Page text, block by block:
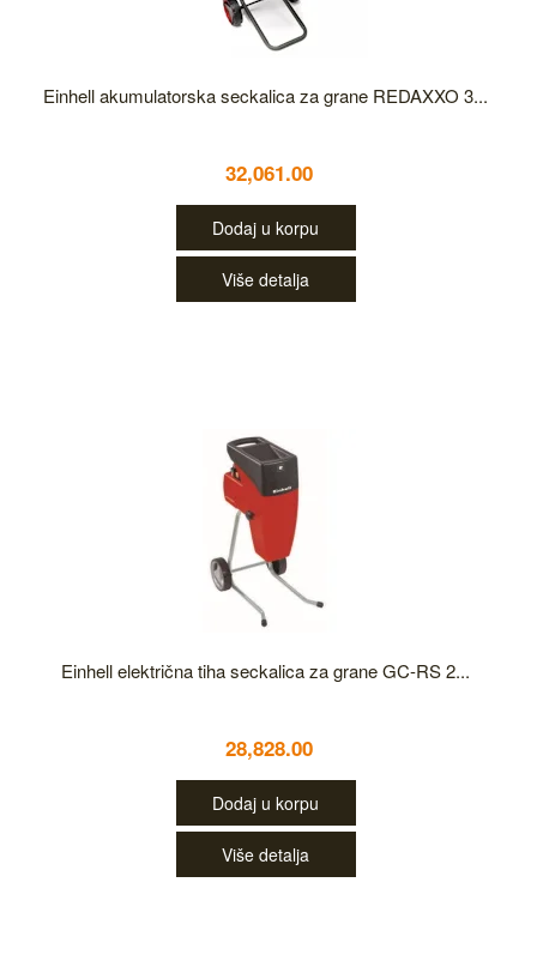
Einhell akumulatorska seckalica za grane REDAXXO 3...
32,061.00
Dodaj u korpu
Više detalja
Einhell električna tiha seckalica za grane GC-RS 2...
28,828.00
Dodaj u korpu
Više detalja